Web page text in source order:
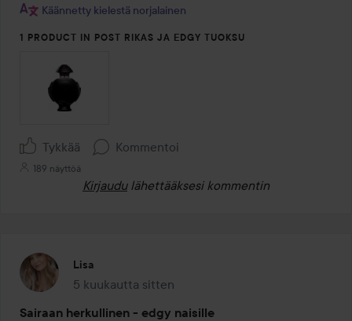
Käännetty kielestä norjalainen
1 PRODUCT IN POST RIKAS JA EDGY TUOKSU
Tykkää Kommentoi
189 näyttöä
Kirjaudu lähettääksesi kommentin
Lisa
5 kuukautta sitten
Viesti luotiin 5 kuukautta sitten
Sairaan herkullinen - edgy naisille